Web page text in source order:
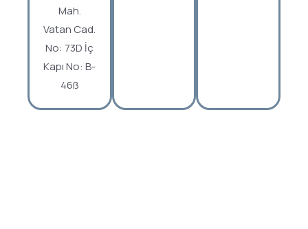
Mah.
Vatan Cad.
No: 73D İç
Kapı No: B-
46ß